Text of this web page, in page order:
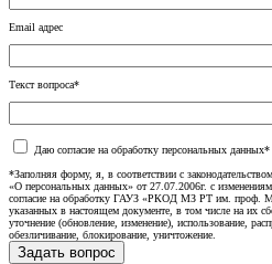
Email адрес
Текст вопроса*
Даю согласие на обработку персональных данных*
*Заполняя форму, я, в соответствии с
«О персональных данных» от 27.07.2006г. с
согласие на обработку ГАУЗ «РКОД МЗ РТ им. проф.
указанных в настоящем документе, в том числе на их
уточнение (обновление, изменение), использование,
обезличивание, блокирование, уничтожение.